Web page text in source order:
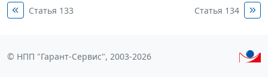
Статья 133 Статья 134
© НПП "Гарант-Сервис", 2003-2026